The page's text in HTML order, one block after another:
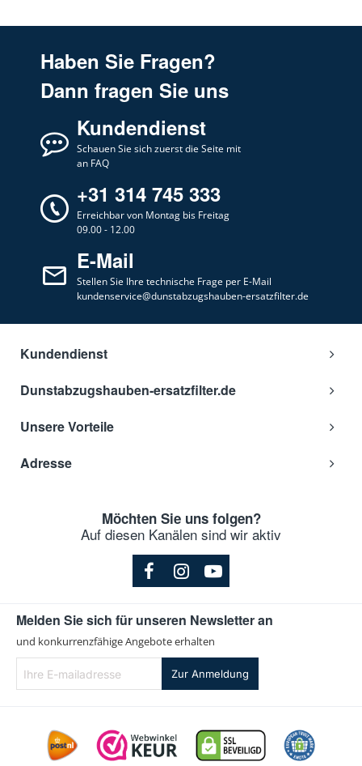
Haben Sie Fragen?
Dann fragen Sie uns
Kundendienst
Schauen Sie sich zuerst die Seite mit
an FAQ
+31 314 745 333
Erreichbar von Montag bis Freitag
09.00 - 12.00
E-Mail
Stellen Sie Ihre technische Frage per E-Mail
kundenservice@dunstabzugshauben-ersatzfilter.de
Kundendienst
Dunstabzugshauben-ersatzfilter.de
Unsere Vorteile
Adresse
Möchten Sie uns folgen?
Auf diesen Kanälen sind wir aktiv
Melden Sie sich für unseren Newsletter an
und konkurrenzfähige Angebote erhalten
E-
mailadresse
Zur Anmeldung